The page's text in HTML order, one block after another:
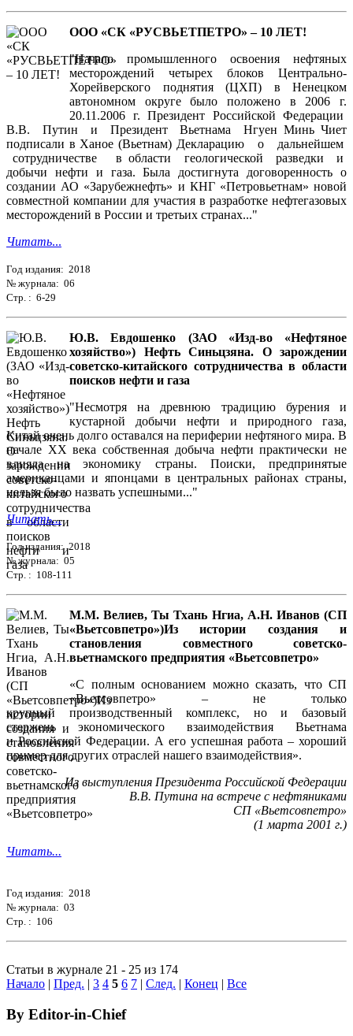
ООО «СК «РУСВЬЕТПЕТРО» – 10 ЛЕТ!
"Начало промышленного освоения нефтяных
месторождений четырех блоков Центрально-
Хорейверского поднятия (ЦХП) в Ненецком
автономном округе было положено в 2006 г.
20.11.2006 г. Президент Российской Федерации
В.В. Путин и Президент Вьетнама Нгуен Минь Чиет
подписали в Ханое (Вьетнам) Декларацию о дальнейшем
сотрудничестве в области геологической разведки и
добычи нефти и газа. Была достигнута договоренность о
создании АО «Зарубежнефть» и КНГ «Петровьетнам» новой
совместной компании для участия в разработке нефтегазовых
месторождений в России и третьих странах..."
Читать...
Год издания: 2018
№ журнала: 06
Стр. : 6-29
Ю.В. Евдошенко (ЗАО «Изд-во «Нефтяное
хозяйство») Нефть Синьцзяна. О зарождении
советско-китайского сотрудничества в области
поисков нефти и газа
"Несмотря на древнюю традицию бурения и
кустарной добычи нефти и природного газа,
Китай очень долго оставался на периферии нефтяного мира. В
начале ХХ века собственная добыча нефти практически не
влияла на экономику страны. Поиски, предпринятые
американцами и японцами в центральных районах страны,
нельзя было назвать успешными..."
Читать...
Год издания: 2018
№ журнала: 05
Стр. : 108-111
М.М. Велиев, Ты Тхань Нгиа, А.Н. Иванов (СП
«Вьетсовпетро»)Из истории создания и
становления совместного советско-
вьетнамского предприятия «Вьетсовпетро»
«С полным основанием можно сказать, что СП
«Вьетсовпетро» – не только
крупный производственный комплекс, но и базовый
стержень экономического взаимодействия Вьетнама
и Российской Федерации. А его успешная работа – хороший
пример для других отраслей нашего взаимодействия».
Из выступления Президента Российской Федерации
В.В. Путина на встрече с нефтяниками
СП «Вьетсовпетро»
(1 марта 2001 г.)
Читать...
Год издания: 2018
№ журнала: 03
Стр. : 106
Статьи в журнале 21 - 25 из 174
Начало | Пред. | 3 4 5 6 7 | След. | Конец | Все
By Editor-in-Chief